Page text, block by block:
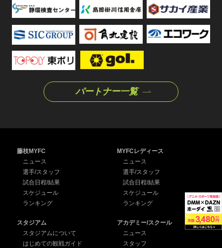
パートナー一覧
藤枝MYFC
ニュース
選手/スタッフ
試合日程/結果
スケジュール
ランキング
MYFCレディース
ニュース
選手/スタッフ
試合日程/結果
スケジュール
ランキング
スタジアム
スタジアムについて
はじめての観戦ガイド
アカデミー/スクール
ニュース
スタッフ